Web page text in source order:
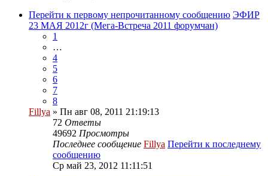
Перейти к первому непрочитанному сообщению ЭФИР
23 МАЯ 2012г (Мега-Встреча 2011 форумчан)
1
…
4
5
6
7
8
Fillya » Пн авг 08, 2011 21:19:13
72 Ответы
49692 Просмотры
Последнее сообщение Fillya Перейти к последнему
сообщению
Ср май 23, 2012 11:11:51